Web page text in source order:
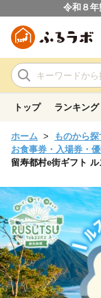
令和８
トップ ランキング
ホーム ものから探
お食事券・入場券・
留寿都村e街ギフト ル